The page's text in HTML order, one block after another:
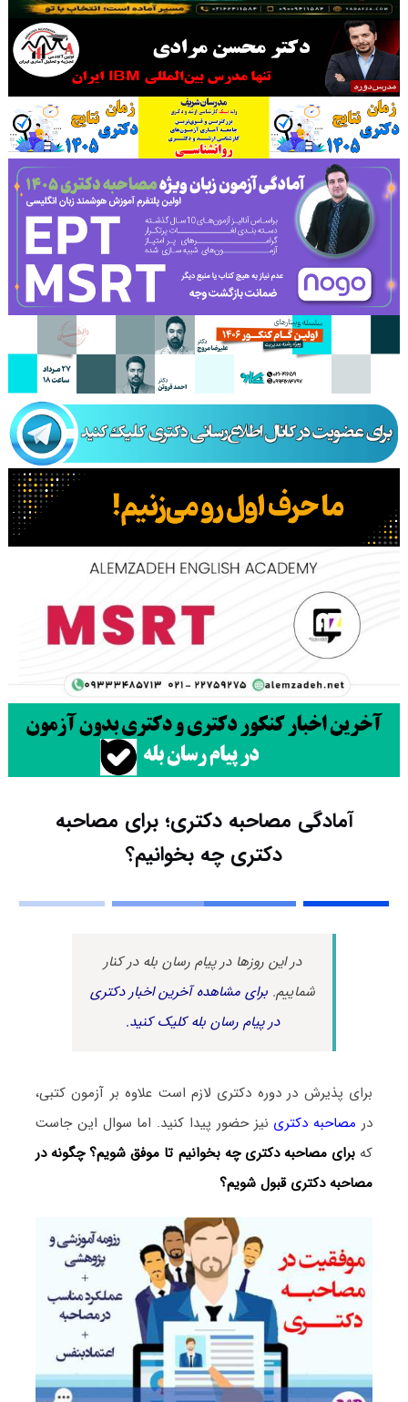
آمادگی مصاحبه دکتری؛ برای مصاحبه
دکتری چه بخوانیم؟
در این روزها در پیام رسان بله در کنار
شماییم.برای مشاهده آخرین اخبار دکتری
در پیام رسان بله کلیک کنید.
برای پذیرش در دوره دکتری لازم است علاوه بر آزمون کتبی،
در مصاحبه دکتری نیز حضور پیدا کنید. اما سوال این جاست
کهبرایمصاحبه دکتری چه بخوانیم تا موفق شویم؟ چگونه در
مصاحبه دکتری قبول شویم؟